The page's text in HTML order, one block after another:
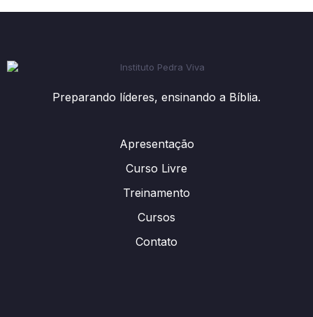
Preparando líderes, ensinando a Bíblia.
Apresentação
Curso Livre
Treinamento
Cursos
Contato